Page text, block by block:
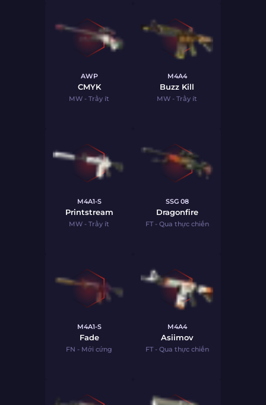
AWP
CMYK
MW - Trầy ít
M4A4
Buzz Kill
MW - Trầy ít
M4A1-S
Printstream
MW - Trầy ít
SSG 08
Dragonfire
FT - Qua thực chiến
M4A1-S
Fade
FN - Mới cứng
M4A4
Asiimov
FT - Qua thực chiến